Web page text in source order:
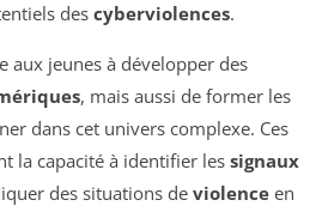
des cyberviolences.
aux jeunes à développer des
, mais aussi de former les
dans cet univers complexe. Ces
la capacité à identifier les signaux
des situations de violence en